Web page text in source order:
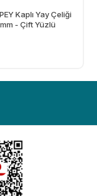
Kaplı Yay Çeliği
- Çift Yüzlü